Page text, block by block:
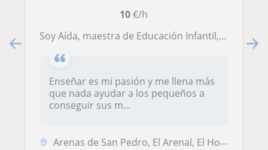
10€/h
Soy Aída, maestra de Educación Infantil, Primaria y especialista en Audición y Lenguaje, amante de la educación y de enseñar.
Enseñar es mi pasión y me llena más
que nada ayudar a los pequeños a
conseguir sus m...
Arenas de San Pedro, El Arenal, El Hornillo, Guisando, Poyales del Hoy...